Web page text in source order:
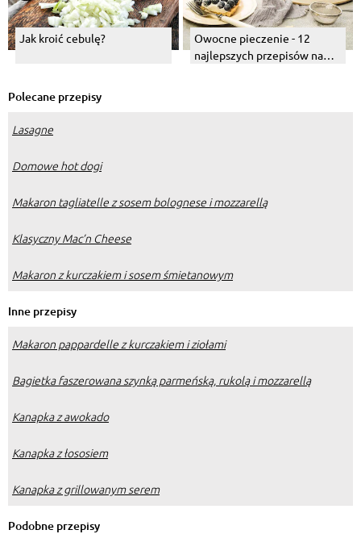
Jak kroić cebulę?
Owocne pieczenie - 12
najlepszych przepisów na
Polecane przepisy
Lasagne
Domowe hot dogi
Makaron tagliatelle z sosem bolognese i mozzarellą
Klasyczny Mac’n Cheese
Makaron z kurczakiem i sosem śmietanowym
Inne przepisy
Makaron pappardelle z kurczakiem i ziołami
Bagietka faszerowana szynką parmeńską, rukolą i mozzarellą
Kanapka z awokado
Kanapka z łososiem
Kanapka z grillowanym serem
Podobne przepisy